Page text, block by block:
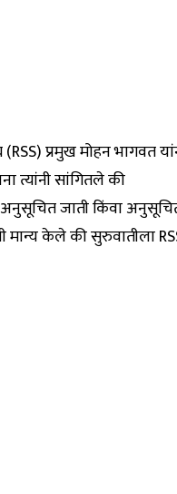
प्रमुख मोहन भागवत
त्यांनी सांगितले की
अनुसूचित जाती किंवा
मान्य केले की सुरुवातीला